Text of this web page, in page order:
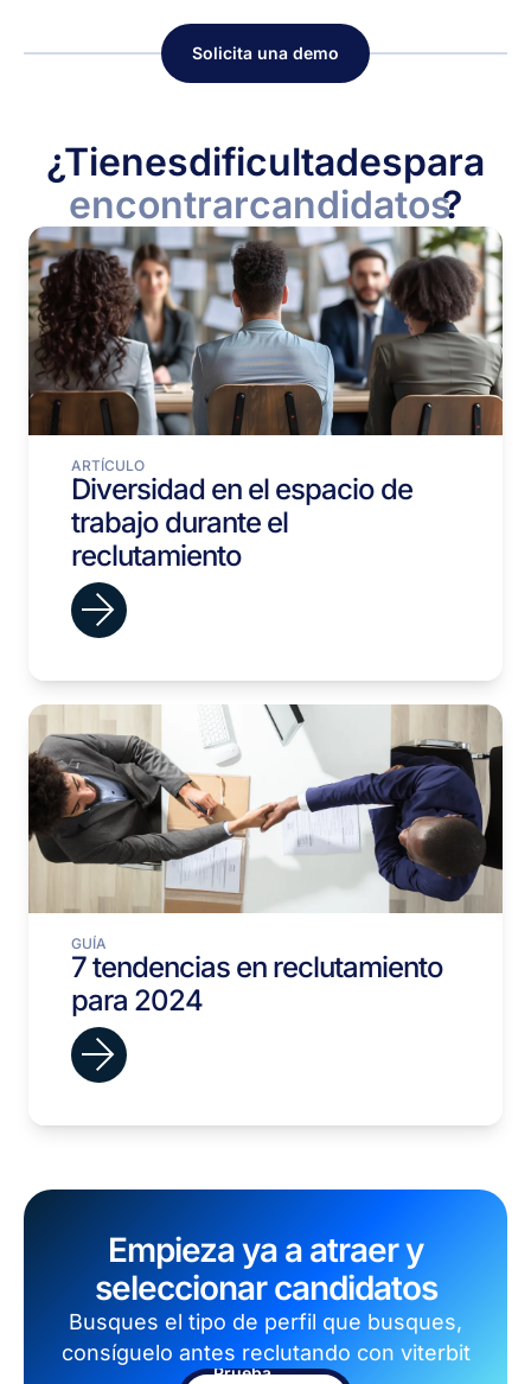
Solicita una demo
¿Tienesdificultadespara
encontrarcandidatos?
ARTÍCULO
Diversidad en el espacio de
trabajo durante el
reclutamiento
GUÍA
7 tendencias en reclutamiento
para 2024
Empieza ya a atraer y
seleccionar candidatos
Busques el tipo de perfil que busques,
consíguelo antes reclutando con viterbit
Prueba